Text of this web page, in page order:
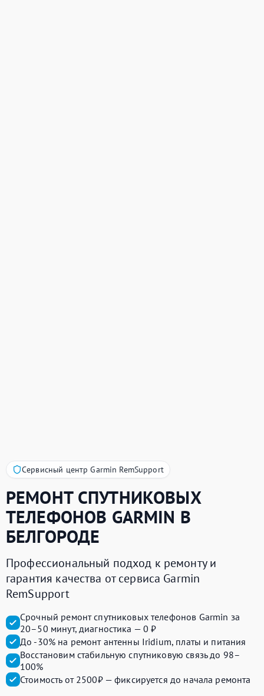
Сервисный центр Garmin RemSupport
РЕМОНТ СПУТНИКОВЫХ
ТЕЛЕФОНОВ GARMIN В
БЕЛГОРОДЕ
Профессиональный подход к ремонту и
гарантия качества от сервиса Garmin
RemSupport
Срочный ремонт спутниковых телефонов Garmin за
20–50 минут, диагностика — 0 ₽
До -30% на ремонт антенны Iridium, платы и питания
Восстановим стабильную спутниковую связь до 98–
100%
Стоимость от 2500₽ — фиксируется до начала ремонта